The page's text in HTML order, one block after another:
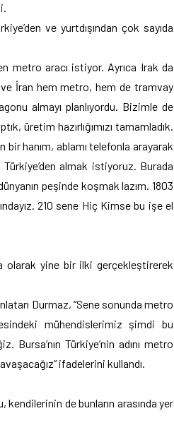
ve yurtdışından çok sayıda
metro aracı istiyor. Ayrıca Irak da
İran hem metro, hem de tramvay
almayı planlıyordu. Bizimle de
üretim hazırlığımızı tamamladık.
bir hanım, ablamı telefonla arayarak
almak istiyoruz. Burada
peşinde koşmak lazım. 1803
210 sene Hiç Kimse bu işe el
olarak yine bir ilki gerçekleştirerek
Durmaz, “Sene sonunda metro
mühendislerimiz şimdi bu
Türkiye’nin adını metro
ifadelerini kullandı.
de bunların arasında yer